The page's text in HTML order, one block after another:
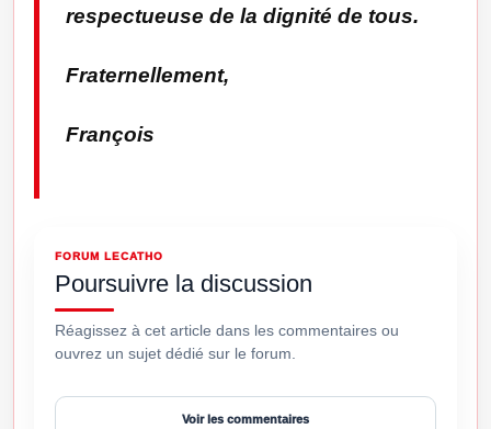
respectueuse de la dignité de tous.
Fraternellement,
François
FORUM LECATHO
Poursuivre la discussion
Réagissez à cet article dans les commentaires ou
ouvrez un sujet dédié sur le forum.
Voir les commentaires